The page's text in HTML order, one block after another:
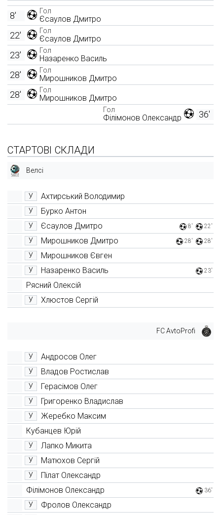
Гол
Єсаулов Дмитро
8'
Гол
Єсаулов Дмитро
22'
Гол
Назаренко Василь
23'
Гол
Мирошников Дмитро
28'
Гол
Мирошников Дмитро
28'
36'
Гол
Філімонов Олександр
СТАРТОВІ СКЛАДИ
Велсі
У Ахтирський Володимир
У Бурко Антон
У Єсаулов Дмитро 8' 22'
У Мирошников Дмитро 28' 28'
У Мирошников Євген
У Назаренко Василь 23'
Рясний Олексій
У Хлюстов Сергій
FC AvtoProfi
У Андросов Олег
У Владов Ростислав
У Герасімов Олег
У Григоренко Владислав
У
Жеребко Максим
Кубанцев Юрій
У Лапко Микита
У Матюхов Сергій
У
Пілат Олександр
Філімонов Олександр
36'
У Фролов Олександр